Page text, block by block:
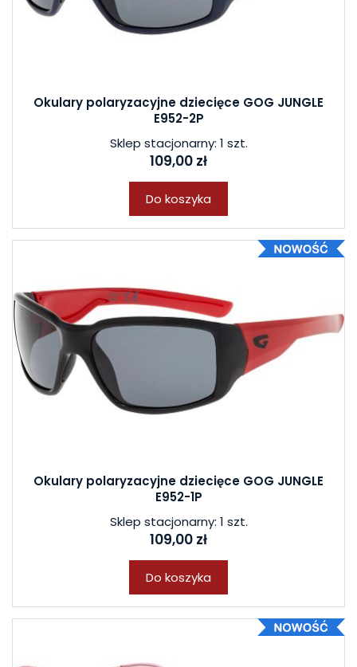
Okulary polaryzacyjne dziecięce GOG JUNGLE
E952-2P
Sklep stacjonarny: 1 szt.
109,00 zł
Do koszyka
Okulary polaryzacyjne dziecięce GOG JUNGLE
E952-1P
Sklep stacjonarny: 1 szt.
109,00 zł
Do koszyka